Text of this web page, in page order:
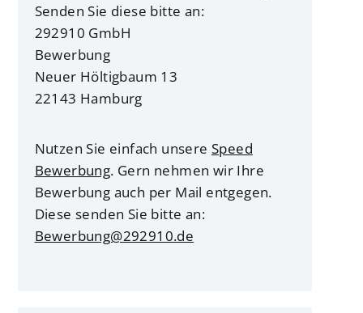
Senden Sie diese bitte an:
292910 GmbH
Bewerbung
Neuer Höltigbaum 13
22143 Hamburg
Nutzen Sie einfach unsere Speed
Bewerbung. Gern nehmen wir Ihre
Bewerbung auch per Mail entgegen.
Diese senden Sie bitte an:
Bewerbung@292910.de